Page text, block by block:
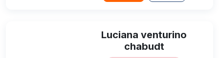
Luciana venturino
chabudt